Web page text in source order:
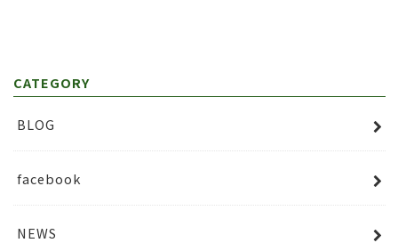
CATEGORY
BLOG
facebook
NEWS